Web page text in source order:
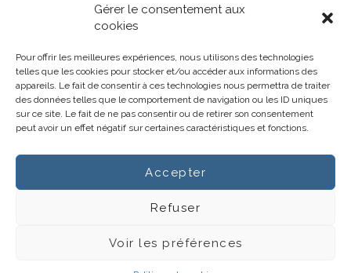
Gérer le consentement aux
cookies
Pour offrir les meilleures expériences, nous utilisons des technologies
telles que les cookies pour stocker et/ou accéder aux informations des
appareils. Le fait de consentir à ces technologies nous permettra de traiter
des données telles que le comportement de navigation ou les ID uniques
sur ce site. Le fait de ne pas consentir ou de retirer son consentement
peut avoir un effet négatif sur certaines caractéristiques et fonctions.
Accepter
Refuser
Voir les préférences
Actus
Gestions hospitalières CGV